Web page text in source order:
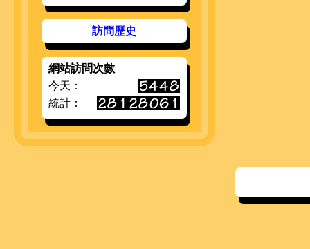
訪問歷史
網站訪問次數
今天：
統計：